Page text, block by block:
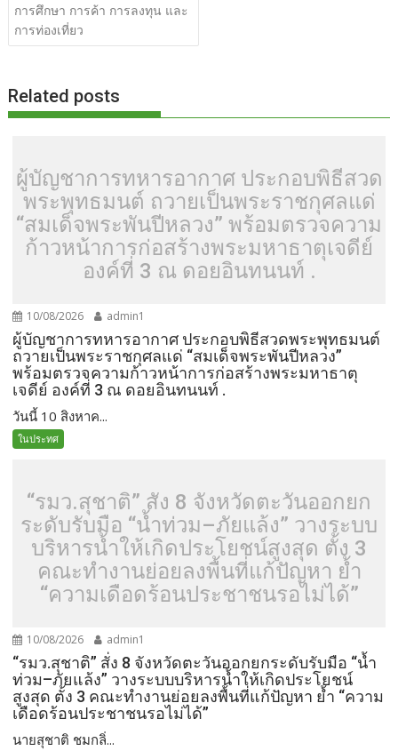
k
การศึกษา การค้า การลงทุน และ
การท่องเที่ยว
Related posts
ผู้บัญชาการทหารอากาศ ประกอบพิธีสวด
พระพุทธมนต์ ถวายเป็นพระราชกุศลแด่
“สมเด็จพระพันปีหลวง” พร้อมตรวจความ
ก้าวหน้าการก่อสร้างพระมหาธาตุเจดีย์
องค์ที่ 3 ณ ดอยอินทนนท์ .
10/08/2026 admin1
ผู้บัญชาการทหารอากาศ ประกอบพิธีสวดพระพุทธมนต์
ถวายเป็นพระราชกุศลแด่ “สมเด็จพระพันปีหลวง”
พร้อมตรวจความก้าวหน้าการก่อสร้างพระมหาธาตุ
เจดีย์ องค์ที่ 3 ณ ดอยอินทนนท์ .
วันนี้ 10 สิงหาค...
ในประทศ
“รมว.สุชาติ” สั่ง 8 จังหวัดตะวันออกยก
ระดับรับมือ “น้ำท่วม–ภัยแล้ง” วางระบบ
บริหารน้ำให้เกิดประโยชน์สูงสุด ตั้ง 3
คณะทำงานย่อยลงพื้นที่แก้ปัญหา ย้ำ
“ความเดือดร้อนประชาชนรอไม่ได้”
10/08/2026 admin1
“รมว.สุชาติ” สั่ง 8 จังหวัดตะวันออกยกระดับรับมือ “น้ำ
ท่วม–ภัยแล้ง” วางระบบบริหารน้ำให้เกิดประโยชน์
สูงสุด ตั้ง 3 คณะทำงานย่อยลงพื้นที่แก้ปัญหา ย้ำ “ความ
เดือดร้อนประชาชนรอไม่ได้”
นายสุชาติ ชมกลิ่...